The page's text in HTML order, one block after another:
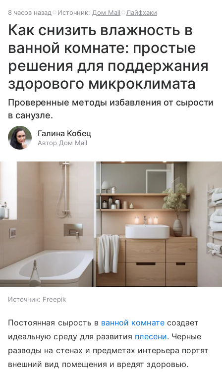
8 часов назад Источник: Дом Mail Лайфхаки
Как снизить влажность в
ванной комнате: простые
решения для поддержания
здорового микроклимата
Проверенные методы избавления от сырости
в санузле.
Галина Кобец
Автор Дом Mail
Источник: Freepik
Постоянная сырость в ванной комнатесоздает
идеальную среду для развития плесени. Черные
разводы на стенах и предметах интерьера портят
внешний вид помещения и вредят здоровью.